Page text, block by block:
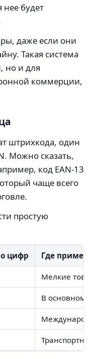
нее будет
даже если они
Такая система
но и для
коммерции,
штрихкода, один
Можно сказать,
код EAN‑13
чаще всего
простую
цифр Где
Мелкие
В основном